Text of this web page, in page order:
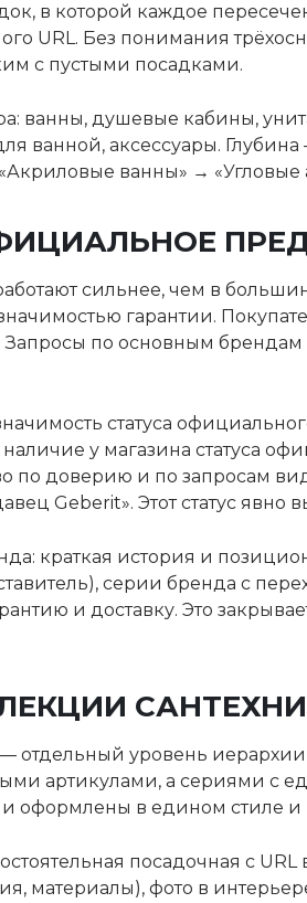
в которой каждое
URL. Без понимания
с пустыми посадками.
ванны, душевые кабины,
ванной, аксессуары.
ванны» →
сильнее, чем в
гарантии.
Запросы по основным
статуса
у магазина статуса
по доверию и по запросам
Geberit». Этот статус явно
краткая история и
серии бренда с
и доставку. Это
отдельный уровень
артикулами, а сериями с
оформлены в едином стиле и
посадочная с URL
материалы), фото в